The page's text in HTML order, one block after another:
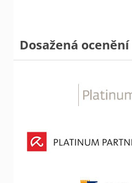
Dosažená ocenění